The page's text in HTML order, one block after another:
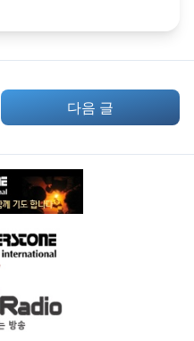
다음 글